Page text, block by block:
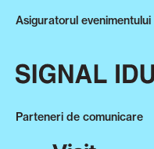
Asiguratorul evenimentului
Parteneri de comunicare